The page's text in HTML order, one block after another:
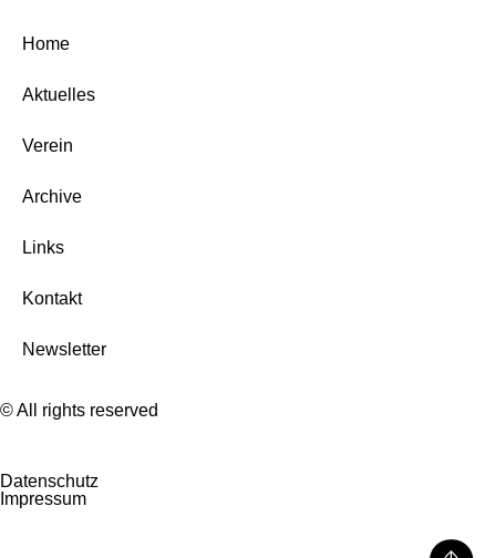
Home
Aktuelles
Verein
Archive
Links
Kontakt
Newsletter
© All rights reserved
Datenschutz
Impressum